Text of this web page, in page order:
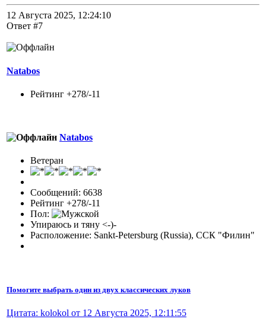
12 Августа 2025, 12:24:10
Ответ #7
Natabos
Рейтинг +278/-11
Natabos
Ветеран
Сообщений: 6638
Рейтинг +278/-11
Пол:
Упираюсь и тяну <-)-
Расположение: Sankt-Petersburg (Russia), ССК "Филин"
Помогите выбрать один из двух классических луков
Цитата: kolokol от 12 Августа 2025, 12:11:55